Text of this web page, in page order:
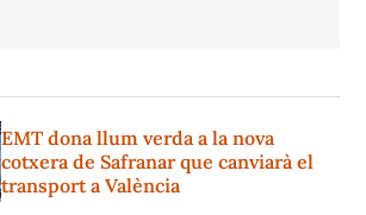
EMT dona llum verda a la nova
cotxera de Safranar que canviarà el
transport a València